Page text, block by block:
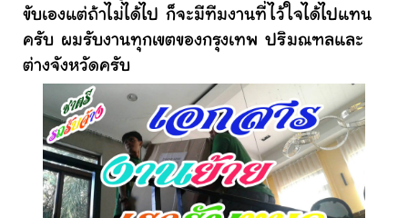
ขับเองแต่ถ้าไม่ได้ไป ก็จะมีทีมงานที่ไว้ใจได้ไปแทน
ครับ ผมรับงานทุกเขตของกรุงเทพ ปริมณฑลและ
ต่างจังหวัดครับ